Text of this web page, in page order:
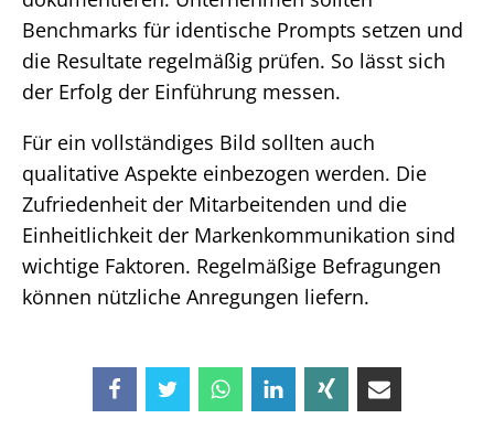
Benchmarks für identische Prompts setzen und
die Resultate regelmäßig prüfen. So lässt sich
der Erfolg der Einführung messen.
Für ein vollständiges Bild sollten auch
qualitative Aspekte einbezogen werden. Die
Zufriedenheit der Mitarbeitenden und die
Einheitlichkeit der Markenkommunikation sind
wichtige Faktoren. Regelmäßige Befragungen
können nützliche Anregungen liefern.